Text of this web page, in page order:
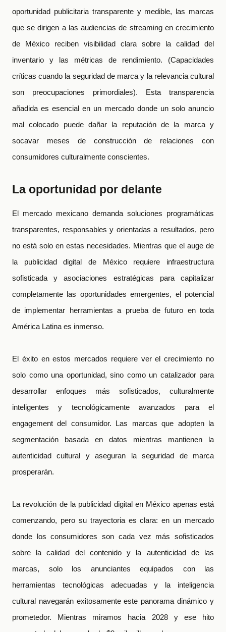
oportunidad publicitaria transparente y medible, las marcas
que se dirigen a las audiencias de streaming en crecimiento
de México reciben visibilidad clara sobre la calidad del
inventario y las métricas de rendimiento. (Capacidades
críticas cuando la seguridad de marca y la relevancia cultural
son preocupaciones primordiales). Esta transparencia
añadida es esencial en un mercado donde un solo anuncio
mal colocado puede dañar la reputación de la marca y
socavar meses de construcción de relaciones con
consumidores culturalmente conscientes.
La oportunidad por delante
El mercado mexicano demanda soluciones programáticas
transparentes, responsables y orientadas a resultados, pero
no está solo en estas necesidades. Mientras que el auge de
la publicidad digital de México requiere infraestructura
sofisticada y asociaciones estratégicas para capitalizar
completamente las oportunidades emergentes, el potencial
de implementar herramientas a prueba de futuro en toda
América Latina es inmenso.
El éxito en estos mercados requiere ver el crecimiento no
solo como una oportunidad, sino como un catalizador para
desarrollar enfoques más sofisticados, culturalmente
inteligentes y tecnológicamente avanzados para el
engagement del consumidor. Las marcas que adopten la
segmentación basada en datos mientras mantienen la
autenticidad cultural y aseguran la seguridad de marca
prosperarán.
La revolución de la publicidad digital en México apenas está
comenzando, pero su trayectoria es clara: en un mercado
donde los consumidores son cada vez más sofisticados
sobre la calidad del contenido y la autenticidad de las
marcas, solo los anunciantes equipados con las
herramientas tecnológicas adecuadas y la inteligencia
cultural navegarán exitosamente este panorama dinámico y
prometedor. Mientras miramos hacia 2028 y ese hito